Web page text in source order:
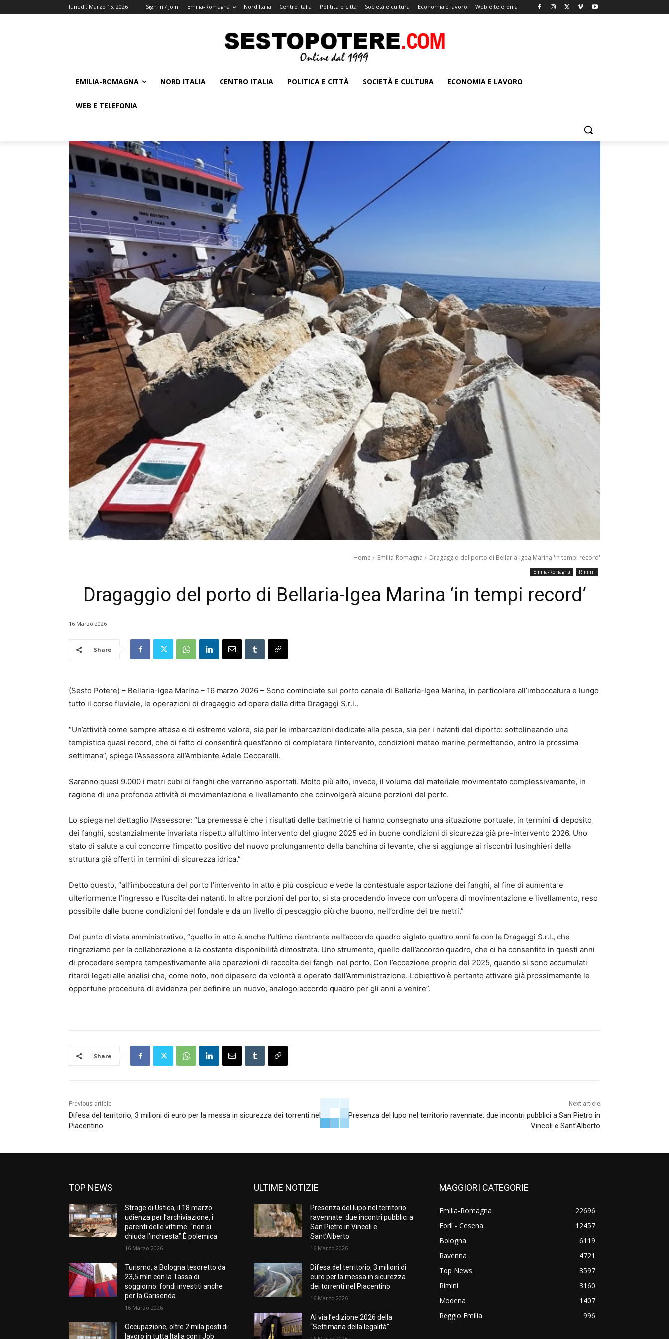
lunedì, Marzo 16, 2026 Sign in / Join Emilia-Romagna Nord Italia Centro Italia Politica e città Società e cultura Economia e lavoro Web e telefonia
EMILIA-ROMAGNA NORD ITALIA CENTRO ITALIA POLITICA E CITTÀ SOCIETÀ E CULTURA ECONOMIA E LAVORO
WEB E TELEFONIA
Home Emilia-Romagna Dragaggio del porto di Bellaria-Igea Marina 'in tempi record'
Emilia-Romagna Rimini
Dragaggio del porto di Bellaria-Igea Marina ‘in tempi record’
16 Marzo 2026
Share
(Sesto Potere) – Bellaria-Igea Marina – 16 marzo 2026 – Sono cominciate sul porto canale di Bellaria-Igea Marina, in particolare all’imboccatura e lungo
tutto il corso fluviale, le operazioni di dragaggio ad opera della ditta Dragaggi S.r.l..
“Un’attività come sempre attesa e di estremo valore, sia per le imbarcazioni dedicate alla pesca, sia per i natanti del diporto: sottolineando una
tempistica quasi record, che di fatto ci consentirà quest’anno di completare l’intervento, condizioni meteo marine permettendo, entro la prossima
settimana”, spiega l’Assessore all’Ambiente Adele Ceccarelli.
Saranno quasi 9.000 i metri cubi di fanghi che verranno asportati. Molto più alto, invece, il volume del materiale movimentato complessivamente, in
ragione di una profonda attività di movimentazione e livellamento che coinvolgerà alcune porzioni del porto.
Lo spiega nel dettaglio l’Assessore: “La premessa è che i risultati delle batimetrie ci hanno consegnato una situazione portuale, in termini di deposito
dei fanghi, sostanzialmente invariata rispetto all’ultimo intervento del giugno 2025 ed in buone condizioni di sicurezza già pre-intervento 2026. Uno
stato di salute a cui concorre l’impatto positivo del nuovo prolungamento della banchina di levante, che si aggiunge ai riscontri lusinghieri della
struttura già offerti in termini di sicurezza idrica.”
Detto questo, “all’imboccatura del porto l’intervento in atto è più cospicuo e vede la contestuale asportazione dei fanghi, al fine di aumentare
ulteriormente l’ingresso e l’uscita dei natanti. In altre porzioni del porto, si sta procedendo invece con un’opera di movimentazione e livellamento, reso
possibile dalle buone condizioni del fondale e da un livello di pescaggio più che buono, nell’ordine dei tre metri.”
Dal punto di vista amministrativo, “quello in atto è anche l’ultimo rientrante nell’accordo quadro siglato quattro anni fa con la Dragaggi S.r.l., che
ringraziamo per la collaborazione e la costante disponibilità dimostrata. Uno strumento, quello dell’accordo quadro, che ci ha consentito in questi anni
di procedere sempre tempestivamente alle operazioni di raccolta dei fanghi nel porto. Con l’eccezione proprio del 2025, quando si sono accumulati
ritardi legati alle analisi che, come noto, non dipesero da volontà e operato dell’Amministrazione. L’obiettivo è pertanto attivare già prossimamente le
opportune procedure di evidenza per definire un nuovo, analogo accordo quadro per gli anni a venire”.
Share
Previous article
Difesa del territorio, 3 milioni di euro per la messa in sicurezza dei torrenti nel
Piacentino
Next article
Presenza del lupo nel territorio ravennate: due incontri pubblici a San Pietro in
Vincoli e Sant’Alberto
TOP NEWS
Strage di Ustica, il 18 marzo
udienza per l’archiviazione, i
parenti delle vittime: “non si
chiuda l’inchiesta”.È polemica
16 Marzo 2026
Turismo, a Bologna tesoretto da
23,5 mln con la Tassa di
soggiorno: fondi investiti anche
per la Garisenda
16 Marzo 2026
Occupazione, oltre 2 mila posti di
lavoro in tutta Italia con i Job
ULTIME NOTIZIE
Presenza del lupo nel territorio
ravennate: due incontri pubblici a
San Pietro in Vincoli e
Sant’Alberto
16 Marzo 2026
Difesa del territorio, 3 milioni di
euro per la messa in sicurezza
dei torrenti nel Piacentino
16 Marzo 2026
Al via l’edizione 2026 della
“Settimana della legalità”
MAGGIORI CATEGORIE
Emilia-Romagna
22696
Forlì - Cesena
12457
Bologna
6119
Ravenna
4721
Top News
3597
Rimini
3160
Modena
1407
Reggio Emilia
996